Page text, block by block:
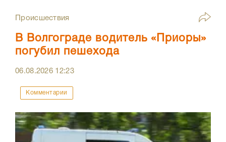
Происшествия
В Волгограде водитель «Приоры»
погубил пешехода
06.08.2026 12:23
Комментарии